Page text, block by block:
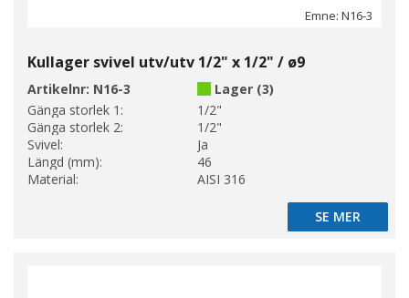
Emne: N16-3
Kullager svivel utv/utv 1/2" x 1/2" / ø9
Artikelnr: N16-3
Lager (3)
Gänga storlek 1:
1/2"
Gänga storlek 2:
1/2"
Svivel:
Ja
Längd (mm):
46
Material:
AISI 316
SE MER
SE MER